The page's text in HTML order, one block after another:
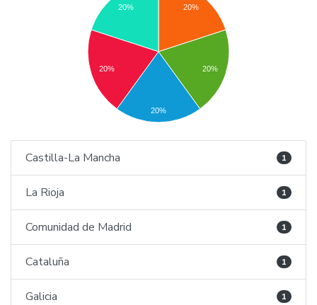
20%
20%
20%
20%
20%
Castilla-La Mancha 1
La Rioja 1
Comunidad de Madrid 1
Cataluña 1
Galicia 1